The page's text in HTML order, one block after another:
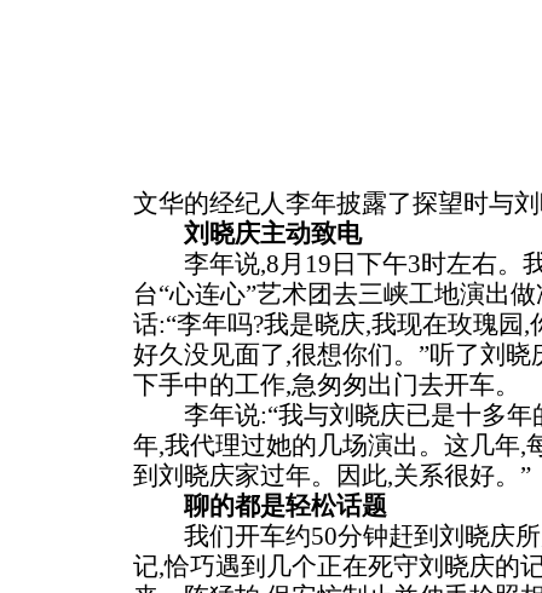
文华的经纪人李年披露了探望时与
刘晓庆主动致电
李年说,8月19日下午3时左右。
台“心连心”艺术团去三峡工地演出
话:“李年吗?我是晓庆,我现在玫瑰园
好久没见面了,很想你们。”听了刘
下手中的工作,急匆匆出门去开车。
李年说:“我与刘晓庆已是十多年
年,我代理过她的几场演出。这几年,
到刘晓庆家过年。因此,关系很好。”
聊的都是轻松话题
我们开车约50分钟赶到刘晓庆所
记,恰巧遇到几个正在死守刘晓庆的